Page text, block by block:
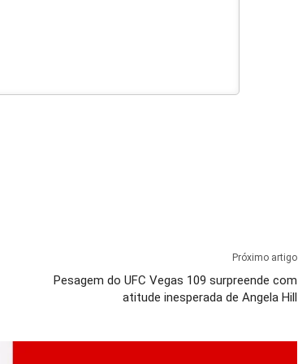
Próximo artigo
Pesagem do UFC Vegas 109 surpreende com
atitude inesperada de Angela Hill